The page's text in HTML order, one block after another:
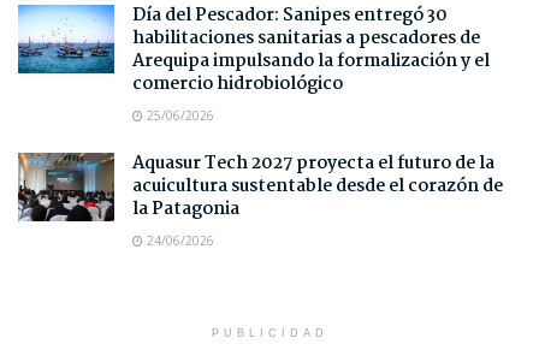
Día del Pescador: Sanipes entregó 30
habilitaciones sanitarias a pescadores de
Arequipa impulsando la formalización y el
comercio hidrobiológico
25/06/2026
Aquasur Tech 2027 proyecta el futuro de la
acuicultura sustentable desde el corazón de
la Patagonia
24/06/2026
PUBLICIDAD